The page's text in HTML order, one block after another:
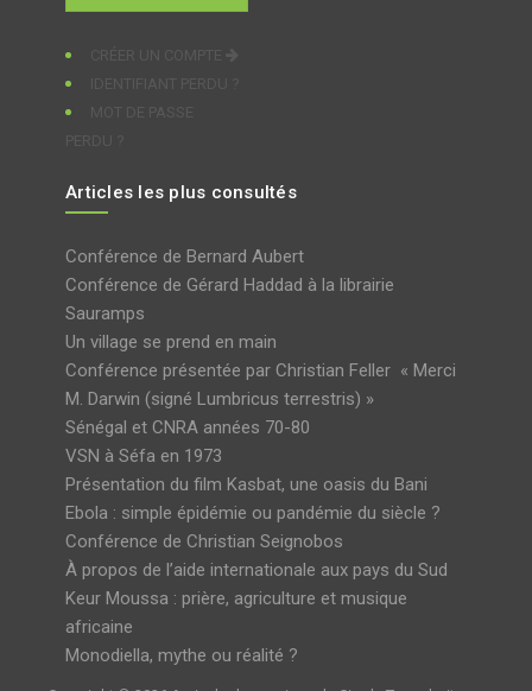
Articles les plus consultés
Conférence de Bernard Aubert
Conférence de Gérard Haddad à la librairie
Sauramps
Un village se prend en main
Conférence présentée par Christian Feller « Merci
M. Darwin (signé Lumbricus terrestris) »
Sénégal et CNRA années 70-80
VSN à Séfa en 1973
Présentation du film Kasbat, une oasis du Bani
Ebola : simple épidémie ou pandémie du siècle ?
Conférence de Christian Seignobos
À propos de l’aide internationale aux pays du Sud
Keur Moussa : prière, agriculture et musique
africaine
Monodiella, mythe ou réalité ?